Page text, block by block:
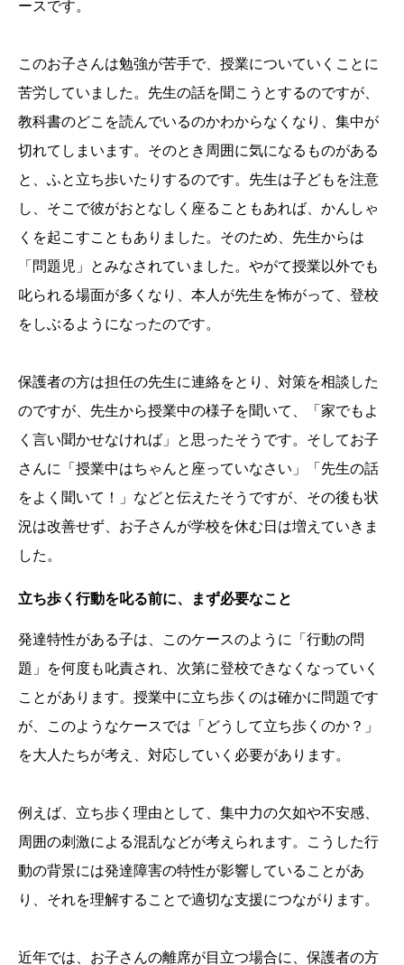
ースです。
このお子さんは勉強が苦手で、授業についていくことに
苦労していました。先生の話を聞こうとするのですが、
教科書のどこを読んでいるのかわからなくなり、集中が
切れてしまいます。そのとき周囲に気になるものがある
と、ふと立ち歩いたりするのです。先生は子どもを注意
し、そこで彼がおとなしく座ることもあれば、かんしゃ
くを起こすこともありました。そのため、先生からは
「問題児」とみなされていました。やがて授業以外でも
叱られる場面が多くなり、本人が先生を怖がって、登校
をしぶるようになったのです。
保護者の方は担任の先生に連絡をとり、対策を相談した
のですが、先生から授業中の様子を聞いて、「家でもよ
く言い聞かせなければ」と思ったそうです。そしてお子
さんに「授業中はちゃんと座っていなさい」「先生の話
をよく聞いて！」などと伝えたそうですが、その後も状
況は改善せず、お子さんが学校を休む日は増えていきま
した。
立ち歩く行動を叱る前に、まず必要なこと
発達特性がある子は、このケースのように「行動の問
題」を何度も叱責され、次第に登校できなくなっていく
ことがあります。授業中に立ち歩くのは確かに問題です
が、このようなケースでは「どうして立ち歩くのか？」
を大人たちが考え、対応していく必要があります。
例えば、立ち歩く理由として、集中力の欠如や不安感、
周囲の刺激による混乱などが考えられます。こうした行
動の背景には発達障害の特性が影響していることがあ
り、それを理解することで適切な支援につながります。
近年では、お子さんの離席が目立つ場合に、保護者の方